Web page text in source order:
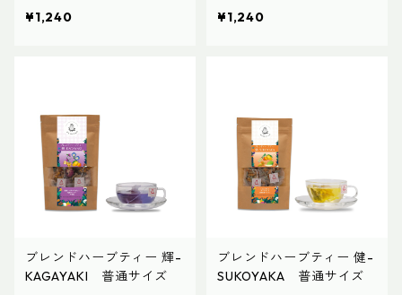
¥1,240
¥1,240
ブレンドハーブティー 輝-
KAGAYAKI 普通サイズ
ブレンドハーブティー 健-
SUKOYAKA 普通サイズ